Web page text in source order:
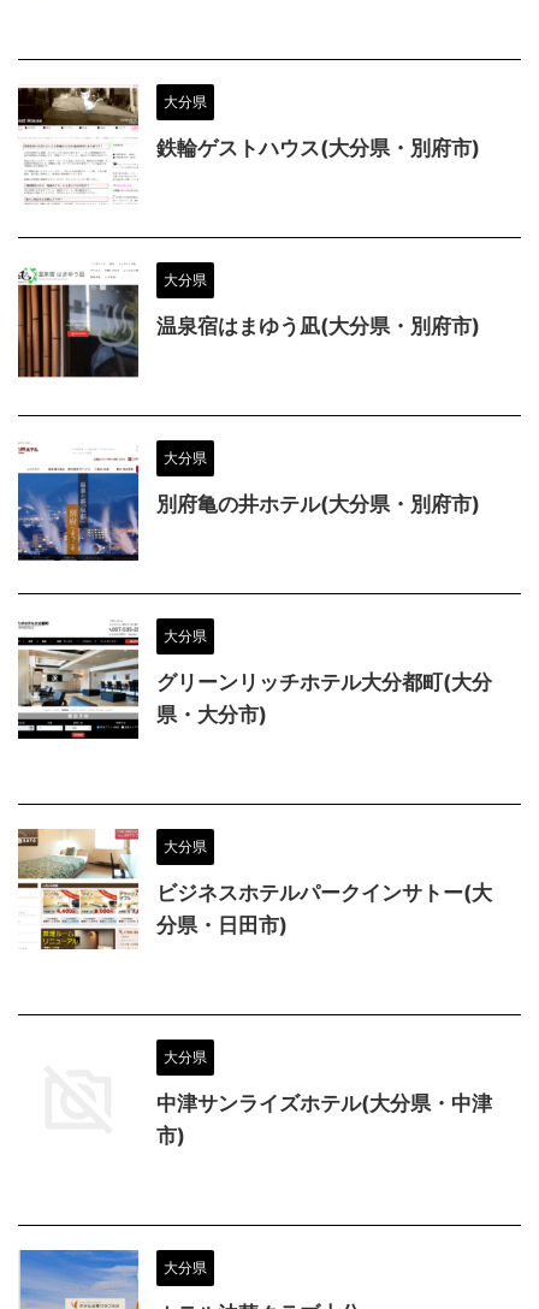
大分県
鉄輪ゲストハウス(大分県・別府市)
大分県
温泉宿はまゆう凪(大分県・別府市)
大分県
別府亀の井ホテル(大分県・別府市)
大分県
グリーンリッチホテル大分都町(大分
県・大分市)
大分県
ビジネスホテルパークインサトー(大
分県・日田市)
大分県
中津サンライズホテル(大分県・中津
市)
大分県